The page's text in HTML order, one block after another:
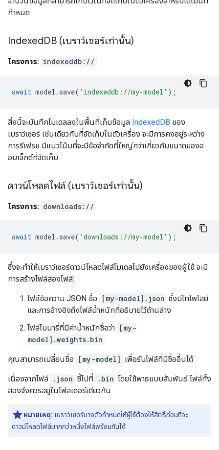
กำหนด
IndexedDB (เบราว์เซอร์เท่านั้น)
โครงการ: indexeddb://
await model . save( 'indexeddb://my-model' );
สิ่งนี้จะบันทึกโมเดลลงในพื้นที่เก็บข้อมูล IndexedDB ของ
เบราว์เซอร์ เช่นเดียวกับที่จัดเก็บในตัวเครื่อง จะมีการคงอยู่ระหว่าง
การรีเฟรช มีแนวโน้มที่จะมีข้อจำกัดที่ใหญ่กว่าเกี่ยวกับขนาดของอ
อบเจ็กต์ที่จัดเก็บ
ดาวน์โหลดไฟล์ (เบราว์เซอร์เท่านั้น)
โครงการ: downloads://
await model . save( 'downloads://my-model' );
ซึ่งจะทำให้เบราว์เซอร์ดาวน์โหลดไฟล์โมเดลไปยังเครื่องของผู้ใช้ จะมี
การสร้างไฟล์สองไฟล์:
ไฟล์ข้อความ JSON ชื่อ [my-model].json ซึ่งมีโทโพโลยี
และการอ้างอิงถึงไฟล์น้ำหนักที่อธิบายไว้ด้านล่าง
ไฟล์ไบนารี่ที่มีค่าน้ำหนักชื่อว่า [my-
model].weights.bin
คุณสามารถเปลี่ยนชื่อ [my-model] เพื่อรับไฟล์ที่มีชื่ออื่นได้
เนื่องจากไฟล์ .json ชี้ไปที่ .bin โดยใช้พาธแบบสัมพันธ์ ไฟล์ทั้ง
สองจึงควรอยู่ในโฟลเดอร์เดียวกัน
หมายเหตุ: เบราว์เซอร์บางตัวกำหนดให้ผู้ใช้ต้องให้สิทธิ์ก่อนที่จะ
ดาวน์โหลดไฟล์มากกว่าหนึ่งไฟล์พร้อมกันได้